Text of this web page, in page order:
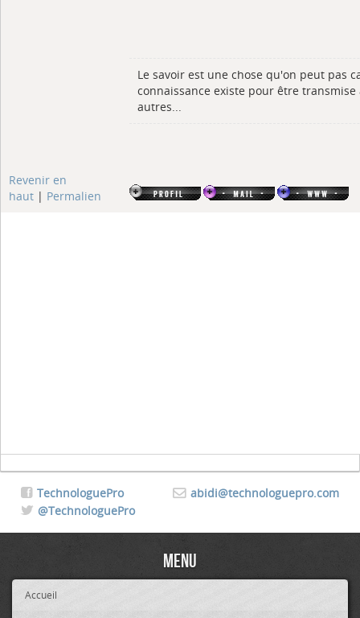
Le savoir est une chose qu'on peut pas
connaissance existe pour être transmise
autres...
Revenir en
haut | Permalien
abidi@technologuepro.com
TechnologuePro
@TechnologuePro
Menu
Accueil